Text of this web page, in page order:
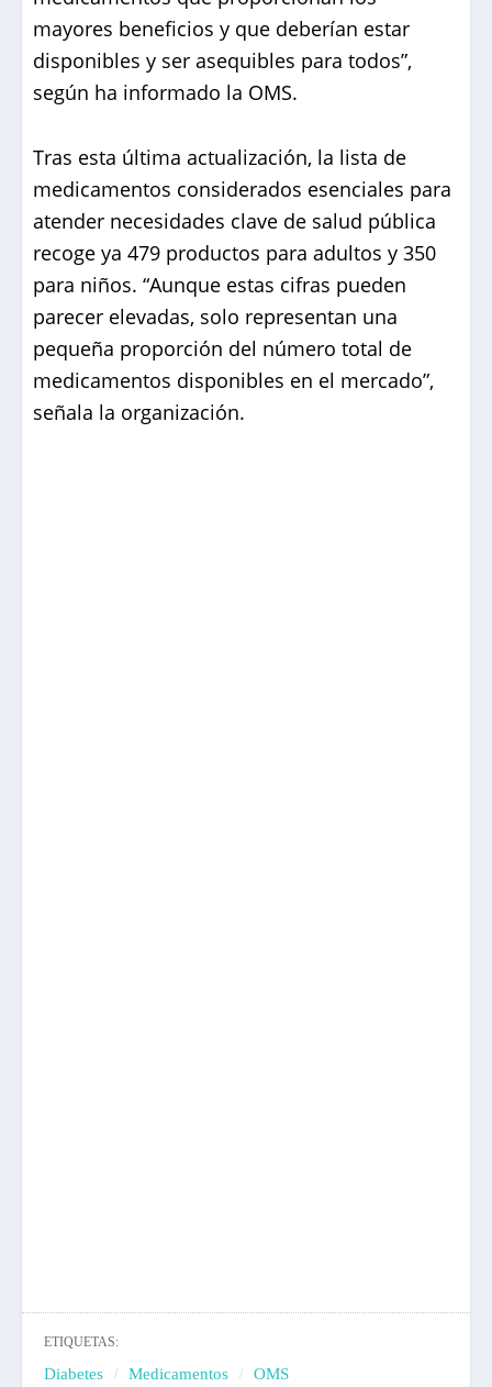
mayores beneficios y que deberían estar
disponibles y ser asequibles para todos”,
según ha informado la OMS.
Tras esta última actualización, la lista de
medicamentos considerados esenciales para
atender necesidades clave de salud pública
recoge ya 479 productos para adultos y 350
para niños. “Aunque estas cifras pueden
parecer elevadas, solo representan una
pequeña proporción del número total de
medicamentos disponibles en el mercado”,
señala la organización.
ETIQUETAS:
Diabetes Medicamentos OMS